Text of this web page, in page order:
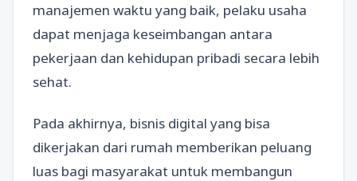
manajemen waktu yang baik, pelaku usaha
dapat menjaga keseimbangan antara
pekerjaan dan kehidupan pribadi secara lebih
sehat.
Pada akhirnya, bisnis digital yang bisa
dikerjakan dari rumah memberikan peluang
luas bagi masyarakat untuk membangun